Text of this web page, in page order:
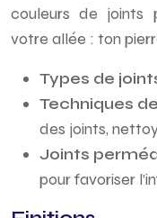
couleurs de joints
votre allée : ton
Types de
Techniques
des joints,
Joints
pour favoriser